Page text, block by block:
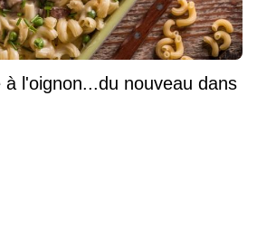
à l'oignon...du nouveau dans